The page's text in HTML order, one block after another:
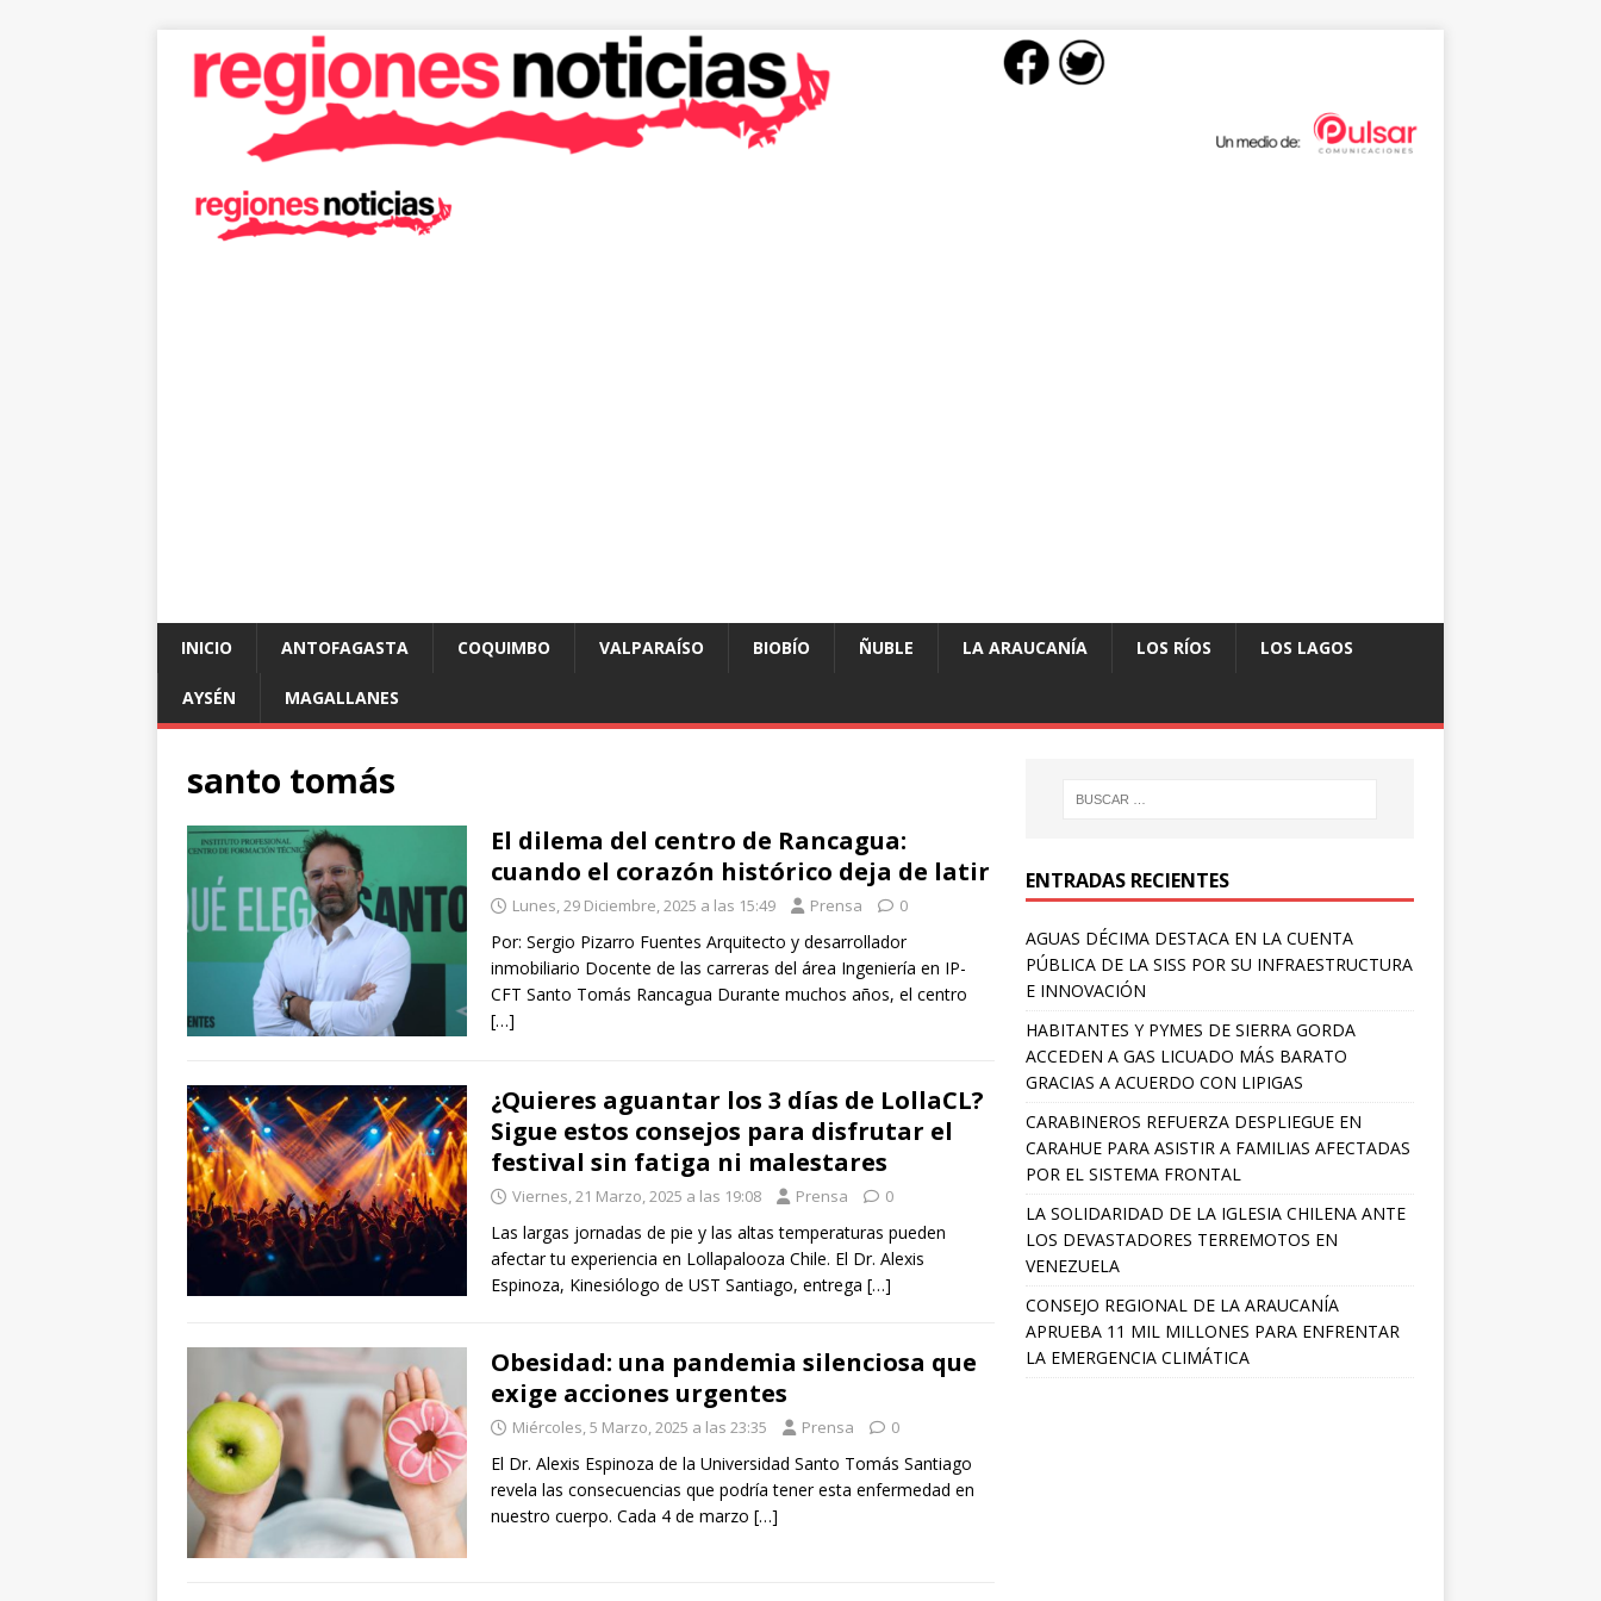
INICIO ANTOFAGASTA COQUIMBO VALPARAÍSO BIOBÍO ÑUBLE LA ARAUCANÍA LOS RÍOS LOS LAGOS
AYSÉN MAGALLANES
santo tomás
El dilema del centro de Rancagua:
cuando el corazón histórico deja de latir
Lunes, 29 Diciembre, 2025 a las 15:49 Prensa 0
Por: Sergio Pizarro Fuentes Arquitecto y desarrollador
inmobiliario Docente de las carreras del área Ingeniería en IP-
CFT Santo Tomás Rancagua Durante muchos años, el centro
[…]
¿Quieres aguantar los 3 días de LollaCL?
Sigue estos consejos para disfrutar el
festival sin fatiga ni malestares
Viernes, 21 Marzo, 2025 a las 19:08 Prensa 0
Las largas jornadas de pie y las altas temperaturas pueden
afectar tu experiencia en Lollapalooza Chile. El Dr. Alexis
Espinoza, Kinesiólogo de UST Santiago, entrega […]
Obesidad: una pandemia silenciosa que
exige acciones urgentes
Miércoles, 5 Marzo, 2025 a las 23:35 Prensa 0
El Dr. Alexis Espinoza de la Universidad Santo Tomás Santiago
revela las consecuencias que podría tener esta enfermedad en
nuestro cuerpo. Cada 4 de marzo […]
ENTRADAS RECIENTES
AGUAS DÉCIMA DESTACA EN LA CUENTA
PÚBLICA DE LA SISS POR SU INFRAESTRUCTURA
E INNOVACIÓN
HABITANTES Y PYMES DE SIERRA GORDA
ACCEDEN A GAS LICUADO MÁS BARATO
GRACIAS A ACUERDO CON LIPIGAS
CARABINEROS REFUERZA DESPLIEGUE EN
CARAHUE PARA ASISTIR A FAMILIAS AFECTADAS
POR EL SISTEMA FRONTAL
LA SOLIDARIDAD DE LA IGLESIA CHILENA ANTE
LOS DEVASTADORES TERREMOTOS EN
VENEZUELA
CONSEJO REGIONAL DE LA ARAUCANÍA
APRUEBA 11 MIL MILLONES PARA ENFRENTAR
LA EMERGENCIA CLIMÁTICA